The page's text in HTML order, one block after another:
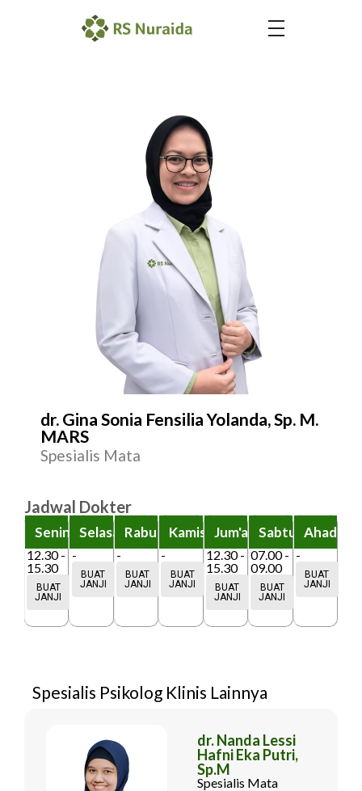
dr. Gina Sonia Fensilia Yolanda, Sp. M.
MARS
Spesialis Mata
Jadwal Dokter
Senin
12.30 -
15.30
BUAT
JANJI
Selasa
-
BUAT
JANJI
Rabu
-
BUAT
JANJI
Kamis
-
BUAT
JANJI
Jum'at
12.30 -
15.30
BUAT
JANJI
Sabtu
07.00 -
09.00
BUAT
JANJI
Ahad
-
BUAT
JANJI
Spesialis Psikolog Klinis Lainnya
dr. Nanda Lessi
Hafni Eka Putri,
Sp.M
Spesialis Mata